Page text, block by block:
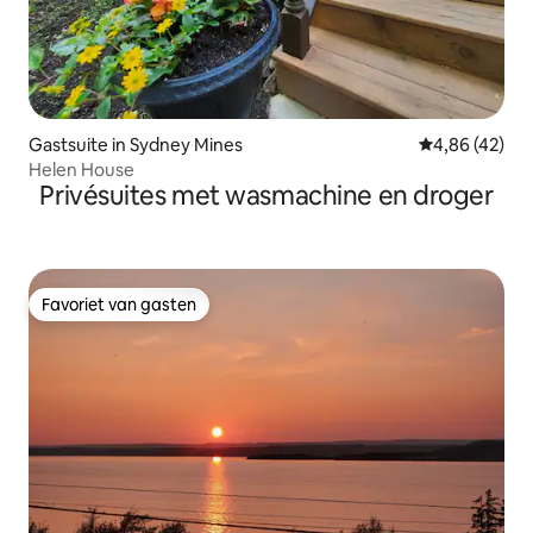
Gastsuite in Sydney Mines Gemiddelde
4,86 (42)
Helen House
Privésuites met wasmachine en droger
Favoriet van gasten
Favoriet van gasten